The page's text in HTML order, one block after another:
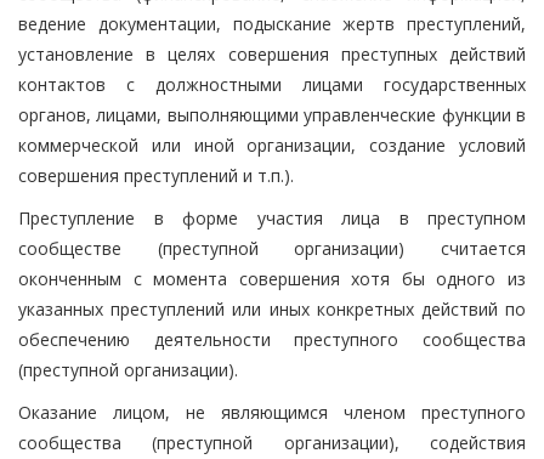
ведение документации, подыскание жертв преступлений,
установление в целях совершения преступных действий
контактов с должностными лицами государственных
органов, лицами, выполняющими управленческие функции в
коммерческой или иной организации, создание условий
совершения преступлений и т.п.).
Преступление в форме участия лица в преступном
сообществе (преступной организации) считается
оконченным с момента совершения хотя бы одного из
указанных преступлений или иных конкретных действий по
обеспечению деятельности преступного сообщества
(преступной организации).
Оказание лицом, не являющимся членом преступного
сообщества (преступной организации), содействия